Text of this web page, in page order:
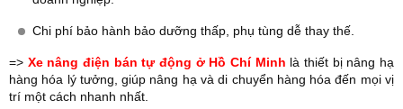
Chi phí bảo hành bảo dưỡng thấp, phụ tùng dễ thay thế.
=> Xe nâng điện bán tự động ở Hồ Chí Minh là thiết bị nâng hạ
hàng hóa lý tưởng, giúp nâng hạ và di chuyển hàng hóa đến mọi vị
trí một cách nhanh nhất.